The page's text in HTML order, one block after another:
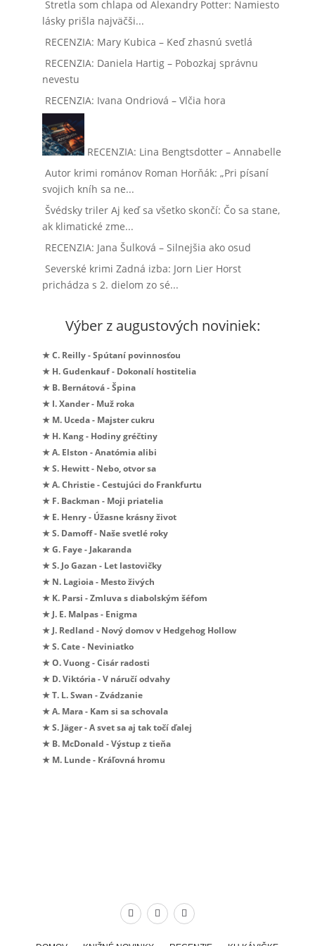
Stretla som chlapa od Alexandry Potter: Namiesto
lásky prišla najväčši...
RECENZIA: Mary Kubica – Keď zhasnú svetlá
RECENZIA: Daniela Hartig – Pobozkaj správnu
nevestu
RECENZIA: Ivana Ondriová – Vlčia hora
RECENZIA: Lina Bengtsdotter – Annabelle
Autor krimi románov Roman Horňák: „Pri písaní
svojich kníh sa ne...
Švédsky triler Aj keď sa všetko skončí: Čo sa stane,
ak klimatické zme...
RECENZIA: Jana Šulková – Silnejšia ako osud
Severské krimi Zadná izba: Jorn Lier Horst
prichádza s 2. dielom zo sé...
Výber z augustových noviniek:
★ C. Reilly - Spútaní povinnosťou
★ H. Gudenkauf - Dokonalí hostitelia
★ B. Bernátová - Špina
★ I. Xander - Muž roka
★ M. Uceda - Majster cukru
★ H. Kang - Hodiny gréčtiny
★ A. Elston - Anatómia alibi
★ S. Hewitt - Nebo, otvor sa
★ A. Christie - Cestujúci do Frankfurtu
★ F. Backman - Moji priatelia
★ E. Henry - Úžasne krásny život
★ S. Damoff - Naše svetlé roky
★ G. Faye - Jakaranda
★ S. Jo Gazan - Let lastovičky
★ N. Lagioia - Mesto živých
★ K. Parsi - Zmluva s diabolským šéfom
★ J. E. Malpas - Enigma
★ J. Redland - Nový domov v Hedgehog Hollow
★ S. Cate - Neviniatko
★ O. Vuong - Cisár radosti
★ D. Viktória - V náručí odvahy
★ T. L. Swan - Zvádzanie
★ A. Mara - Kam si sa schovala
★ S. Jäger - A svet sa aj tak točí ďalej
★ B. McDonald - Výstup z tieňa
★ M. Lunde - Kráľovná hromu